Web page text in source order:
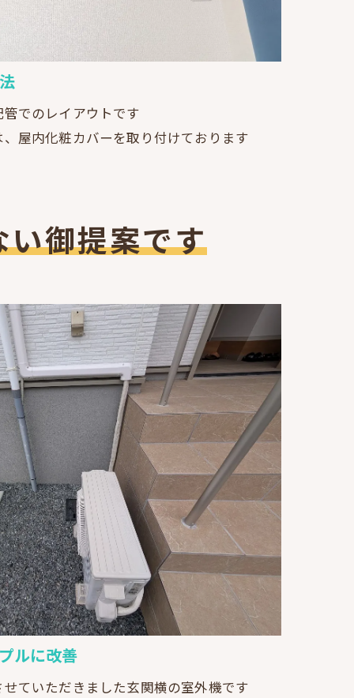
でのレイアウトです
屋内化粧カバーを取り付けております
御提案です
ルに改善
ていただきました玄関横の室外機です